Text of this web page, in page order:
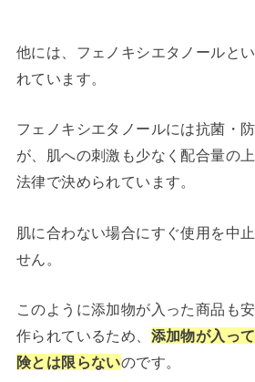
他には、フェノキシエタノールと
れています。
フェノキシエタノールには抗菌・
が、肌への刺激も少なく配合量の
法律で決められています。
肌に合わない場合にすぐ使用を中
せん。
このように添加物が入った商品も
作られているため、 添加物が入っ
険とは限らないのです。